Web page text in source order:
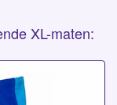
XL-maten: